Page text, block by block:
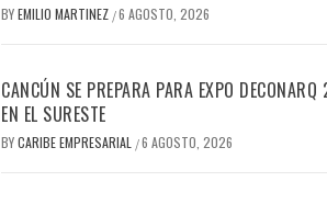
BYEMILIO MARTINEZ /6 AGOSTO, 2026
CANCÚN SE PREPARA PARA EXPO
EN EL SURESTE
BYCARIBE EMPRESARIAL /6 AGOSTO, 2026